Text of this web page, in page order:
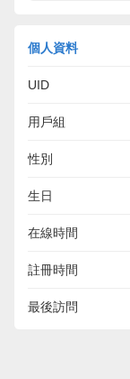
個人資料
UID
用戶組
性別
生日
在線時間
註冊時間
最後訪問